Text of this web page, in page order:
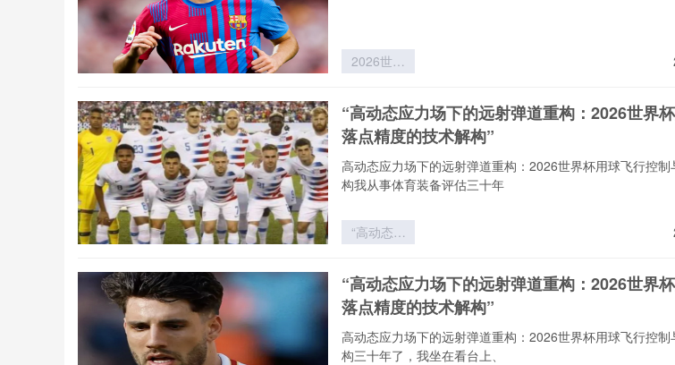
2026世界
杯非洲区生
战术之矛
vs 西非力
“高动态应力场下的远射弹道重构：2026世界
落点精度的技术解构”
高动态应力场下的远射弹道重构：2026世界杯用球飞行控
构我从事体育装备评估三十年
“高动态应
力场下的远
构：2026
世界杯用球
落点精度的
“高动态应力场下的远射弹道重构：2026世界
落点精度的技术解构”
高动态应力场下的远射弹道重构：2026世界杯用球飞行控
构三十年了，我坐在看台上、